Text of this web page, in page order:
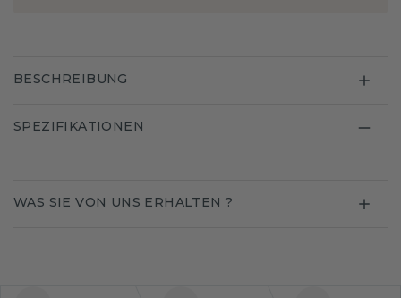
BESCHREIBUNG
SPEZIFIKATIONEN
WAS SIE VON UNS ERHALTEN ?